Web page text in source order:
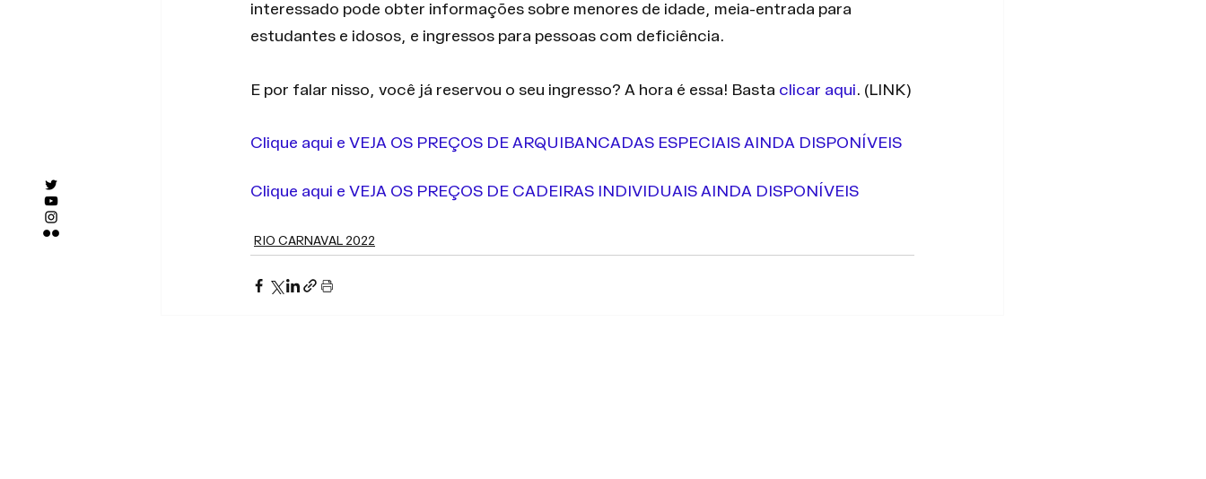
interessado pode obter informações sobre menores de idade, meia-entrada para
estudantes e idosos, e ingressos para pessoas com deficiência.
E por falar nisso, você já reservou o seu ingresso? A hora é essa! Basta clicar aqui. (LINK)
Clique aqui e VEJA OS PREÇOS DE ARQUIBANCADAS ESPECIAIS AINDA DISPONÍVEIS
Clique aqui e VEJA OS PREÇOS DE CADEIRAS INDIVIDUAIS AINDA DISPONÍVEIS
RIO CARNAVAL 2022